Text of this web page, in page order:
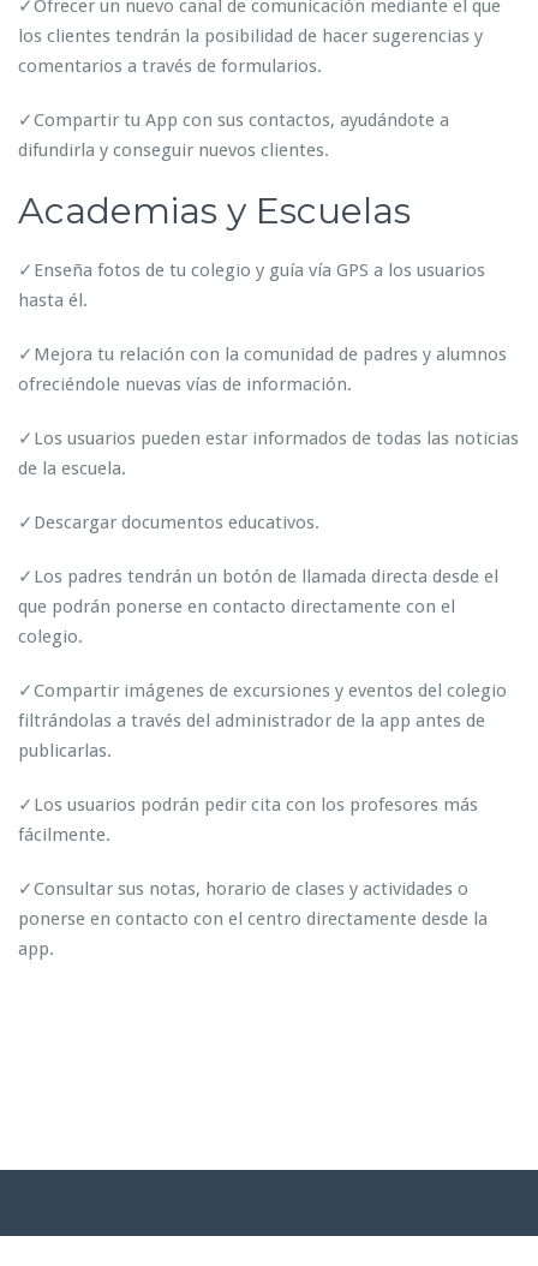
✓Ofrecer un nuevo canal de comunicación mediante el que
los clientes tendrán la posibilidad de hacer sugerencias y
comentarios a través de formularios.
✓Compartir tu App con sus contactos, ayudándote a
difundirla y conseguir nuevos clientes.
Academias y Escuelas
✓Enseña fotos de tu colegio y guía vía GPS a los usuarios
hasta él.
✓Mejora tu relación con la comunidad de padres y alumnos
ofreciéndole nuevas vías de información.
✓Los usuarios pueden estar informados de todas las noticias
de la escuela.
✓Descargar documentos educativos.
✓Los padres tendrán un botón de llamada directa desde el
que podrán ponerse en contacto directamente con el
colegio.
✓Compartir imágenes de excursiones y eventos del colegio
filtrándolas a través del administrador de la app antes de
publicarlas.
✓Los usuarios podrán pedir cita con los profesores más
fácilmente.
✓Consultar sus notas, horario de clases y actividades o
ponerse en contacto con el centro directamente desde la
app.